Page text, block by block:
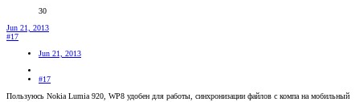
30
Jun 21, 2013
#17
Jun 21, 2013
#17
Пользуюсь Nokia Lumia 920, WP8 удобен для работы, синхронизации файлов с компа на мобильный